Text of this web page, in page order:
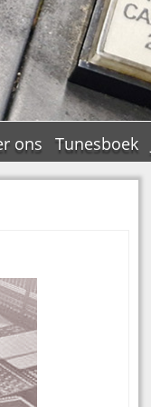
ons Tunesboek